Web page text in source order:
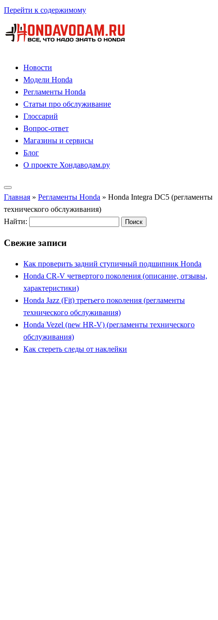
Перейти к содержимому
Новости
Модели Honda
Регламенты Honda
Статьи про обслуживание
Глоссарий
Вопрос-ответ
Магазины и сервисы
Блог
О проекте Хондаводам.ру
Главная » Регламенты Honda » Honda Integra DC5 (регламенты
технического обслуживания)
Найти:
Свежие записи
Как проверить задний ступичный подшипник Honda
Honda CR-V четвертого поколения (описание, отзывы,
характеристики)
Honda Jazz (Fit) третьего поколения (регламенты
технического обслуживания)
Honda Vezel (new HR-V) (регламенты технического
обслуживания)
Как стереть следы от наклейки